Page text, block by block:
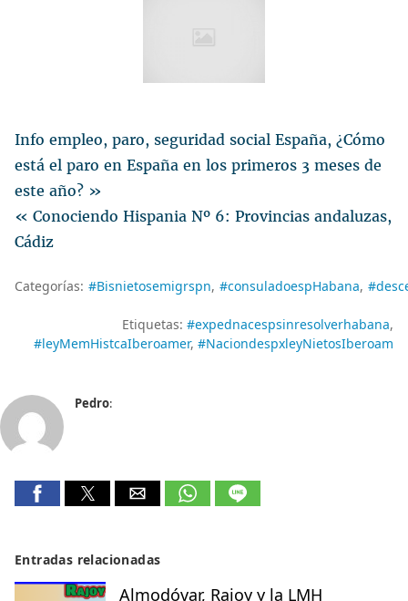
Info empleo, paro, seguridad social España, ¿Cómo
está el paro en España en los primeros 3 meses de
este año? »
« Conociendo Hispania Nº 6: Provincias andaluzas,
Cádiz
Categorías: #Bisnietosemigrspn #consuladoespHabana
Etiquetas: #expednacespsinresolverhabana
#leyMemHistcaIberoamer #NaciondespxleyNietosIberoam
Pedro:
Entradas relacionadas
Almodóvar, Rajoy y la LMH